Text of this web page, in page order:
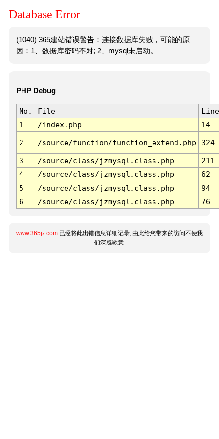
Database Error
(1040) 365建站错误警告：连接数据库失败，可能的原
因：1、数据库密码不对; 2、mysql未启动。
PHP Debug
No. File
Line
1
/index.php 14
2 /source/function/function_extend.php 324
3 /source/class/jzmysql.class.php
211
4
/source/class/jzmysql.class.php
62
5
/source/class/jzmysql.class.php
94
6
/source/class/jzmysql.class.php 76
www.365jz.com 已经将此出错信息详细记录, 由此给您带来的访问不便我
们深感歉意.